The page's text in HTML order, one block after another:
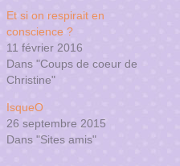
Et si on respirait en
conscience ?
11 février 2016
Dans "Coups de coeur de
Christine"
IsqueO
26 septembre 2015
Dans "Sites amis"